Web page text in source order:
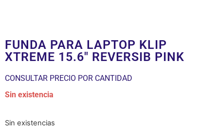
FUNDA PARA LAPTOP KLIP
XTREME 15.6″ REVERSIB PINK
CONSULTAR PRECIO POR CANTIDAD
Sin existencia
Sin existencias